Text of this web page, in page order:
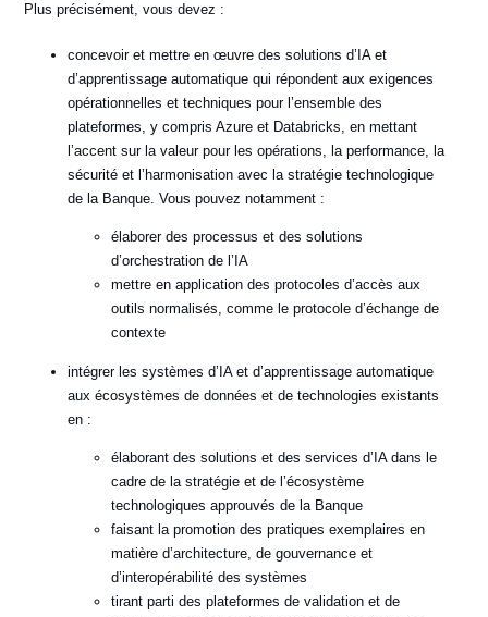
Plus précisément, vous devez :
concevoir et mettre en œuvre des solutions d’IA et
d’apprentissage automatique qui répondent aux exigences
opérationnelles et techniques pour l’ensemble des
plateformes, y compris Azure et Databricks, en mettant
l’accent sur la valeur pour les opérations, la performance, la
sécurité et l’harmonisation avec la stratégie technologique
de la Banque. Vous pouvez notamment :
élaborer des processus et des solutions
d’orchestration de l’IA
mettre en application des protocoles d’accès aux
outils normalisés, comme le protocole d’échange de
contexte
intégrer les systèmes d’IA et d’apprentissage automatique
aux écosystèmes de données et de technologies existants
en :
élaborant des solutions et des services d’IA dans le
cadre de la stratégie et de l’écosystème
technologiques approuvés de la Banque
faisant la promotion des pratiques exemplaires en
matière d’architecture, de gouvernance et
d’interopérabilité des systèmes
tirant parti des plateformes de validation et de